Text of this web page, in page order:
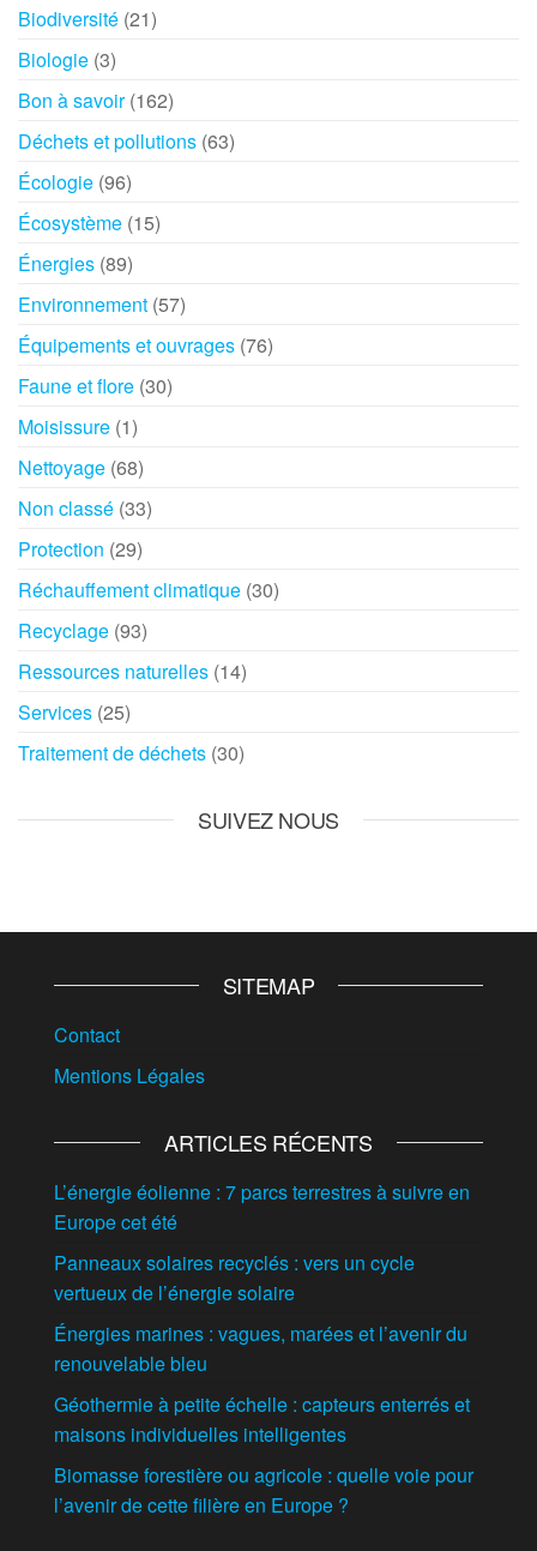
Biodiversité (21)
Biologie (3)
Bon à savoir(162)
Déchets et pollutions (63)
Écologie (96)
Écosystème (15)
Énergies (89)
Environnement (57)
Équipements et ouvrages (76)
Faune et flore (30)
Moisissure (1)
Nettoyage (68)
Non classé (33)
Protection (29)
Réchauffement climatique (30)
Recyclage (93)
Ressources naturelles (14)
Services (25)
Traitement de déchets (30)
SUIVEZ NOUS
SITEMAP
Contact
Mentions Légales
ARTICLES RÉCENTS
L’énergie éolienne : 7 parcs terrestres à suivre en
Europe cet été
Panneaux solaires recyclés : vers un cycle
vertueux de l’énergie solaire
Énergies marines : vagues, marées et l’avenir du
renouvelable bleu
Géothermie à petite échelle : capteurs enterrés et
maisons individuelles intelligentes
Biomasse forestière ou agricole : quelle voie pour
l’avenir de cette filière en Europe ?